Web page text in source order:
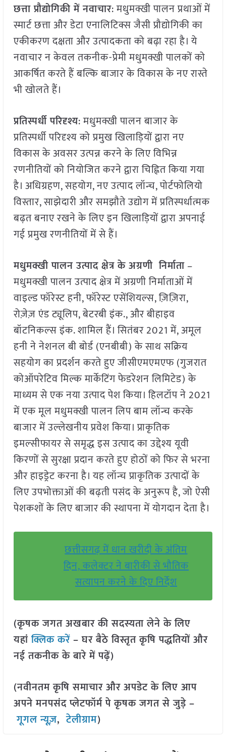
छत्ता प्रौद्योगिकी में नवाचार: मधुमक्खी पालन प्रथाओं में
स्मार्ट छत्ता और डेटा एनालिटिक्स जैसी प्रौद्योगिकी का
एकीकरण दक्षता और उत्पादकता को बढ़ा रहा है। ये
नवाचार न केवल तकनीक-प्रेमी मधुमक्खी पालकों को
आकर्षित करते हैं बल्कि बाजार के विकास के नए रास्ते
भी खोलते हैं।
प्रतिस्पर्धी परिदृश्य: मधुमक्खी पालन बाजार के
प्रतिस्पर्धी परिदृश्य को प्रमुख खिलाड़ियों द्वारा नए
विकास के अवसर उत्पन्न करने के लिए विभिन्न
रणनीतियों को नियोजित करने द्वारा चिह्नित किया गया
है। अधिग्रहण, सहयोग, नए उत्पाद लॉन्च, पोर्टफोलियो
विस्तार, साझेदारी और समझौते उद्योग में प्रतिस्पर्धात्मक
बढ़त बनाए रखने के लिए इन खिलाड़ियों द्वारा अपनाई
गई प्रमुख रणनीतियों में से हैं।
मधुमक्खी पालन उत्पाद क्षेत्र के अग्रणी निर्माता–
मधुमक्खी पालन उत्पाद क्षेत्र में अग्रणी निर्माताओं में
वाइल्ड फॉरेस्ट हनी, फॉरेस्ट एसेंशियल्स, ज़िज़िरा,
रोज़ेज़ एंड ट्यूलिप, बेटरबी इंक., और बीहाइव
बॉटनिकल्स इंक. शामिल हैं। सितंबर 2021 में, अमूल
हनी ने नेशनल बी बोर्ड (एनबीबी) के साथ सक्रिय
सहयोग का प्रदर्शन करते हुए जीसीएमएमएफ (गुजरात
कोऑपरेटिव मिल्क मार्केटिंग फेडरेशन लिमिटेड) के
माध्यम से एक नया उत्पाद पेश किया। हिलटॉप ने 2021
में एक मूल मधुमक्खी पालन लिप बाम लॉन्च करके
बाजार में उल्लेखनीय प्रवेश किया। प्राकृतिक
इमल्सीफायर से समृद्ध इस उत्पाद का उद्देश्य यूवी
किरणों से सुरक्षा प्रदान करते हुए होठों को फिर से भरना
और हाइड्रेट करना है। यह लॉन्च प्राकृतिक उत्पादों के
लिए उपभोक्ताओं की बढ़ती पसंद के अनुरूप है, जो ऐसी
पेशकशों के लिए बाजार की स्थापना में योगदान देता है।
छत्तीसगढ़ में धान खरीदी के अंतिम
दिन, कलेक्टर ने बारीकी से भौतिक
सत्यापन करने के दिए निर्देश
(कृषक जगत अखबार की सदस्यता लेने के लिए
यहांक्लिक करें– घर बैठे विस्तृत कृषि पद्धतियों और
नई तकनीक के बारे में पढ़ें)
(नवीनतम कृषि समाचार और अपडेट के लिए आप
अपने मनपसंद प्लेटफॉर्म पे कृषक जगत से जुड़े –
गूगल न्यूज़,टेलीग्राम)